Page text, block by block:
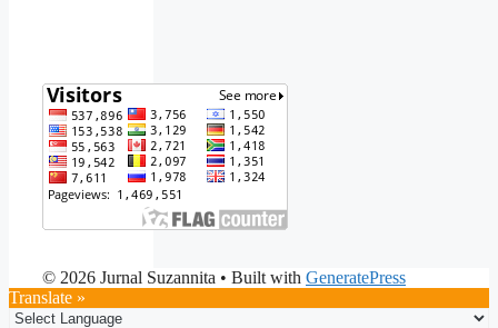
© 2026 Jurnal Suzannita • Built with GeneratePress
Translate »